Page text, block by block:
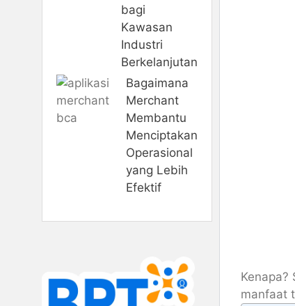
manfaat
bagi
Kawasan
Industri
Berkelanjutan
Bagaimana
Merchant
Membantu
Menciptakan
Operasional
yang Lebih
Efektif